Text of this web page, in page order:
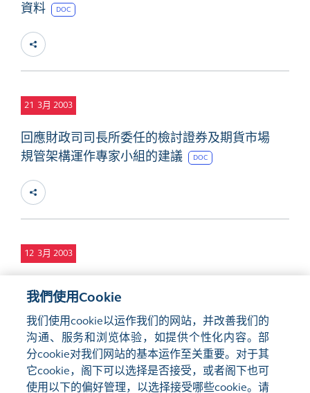
資料
DOC
21 3月 2003
回應財政司司長所委任的檢討證券及期貨市場
規管架構運作專家小組的建議
DOC
12 3月 2003
2002年全年業績及股東周年大會通告
我們使用Cookie
我们使用cookie以运作我们的网站，并改善我们的
沟通、服务和浏览体验，如提供个性化内容。部
分cookie对我们网站的基本运作至关重要。对于其
它cookie，阁下可以选择是否接受，或者阁下也可
使用以下的偏好管理，以选择接受哪些cookie。请